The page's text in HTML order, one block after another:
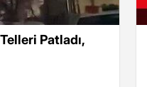
Patladı,